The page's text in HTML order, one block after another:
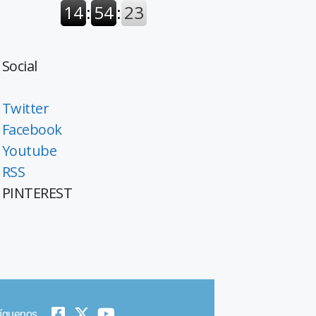
Social
Twitter
Facebook
Youtube
RSS
PINTEREST